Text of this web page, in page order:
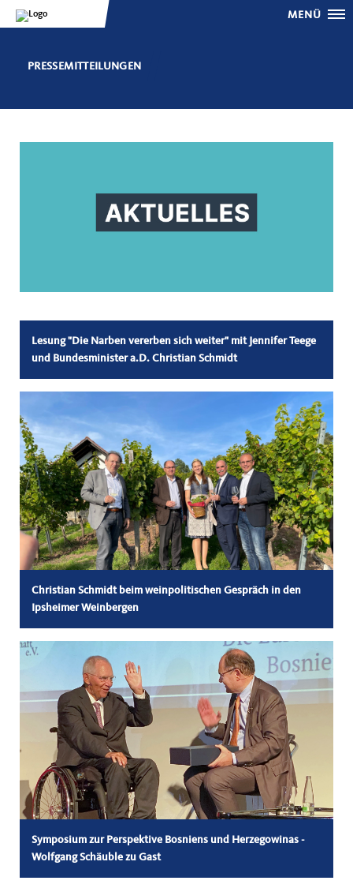
MENÜ
PRESSEMITTEILUNGEN
Lesung "Die Narben vererben sich weiter" mit Jennifer Teege
und Bundesminister a.D. Christian Schmidt
Christian Schmidt beim weinpolitischen Gespräch in den
Ipsheimer Weinbergen
Symposium zur Perspektive Bosniens und Herzegowinas -
Wolfgang Schäuble zu Gast